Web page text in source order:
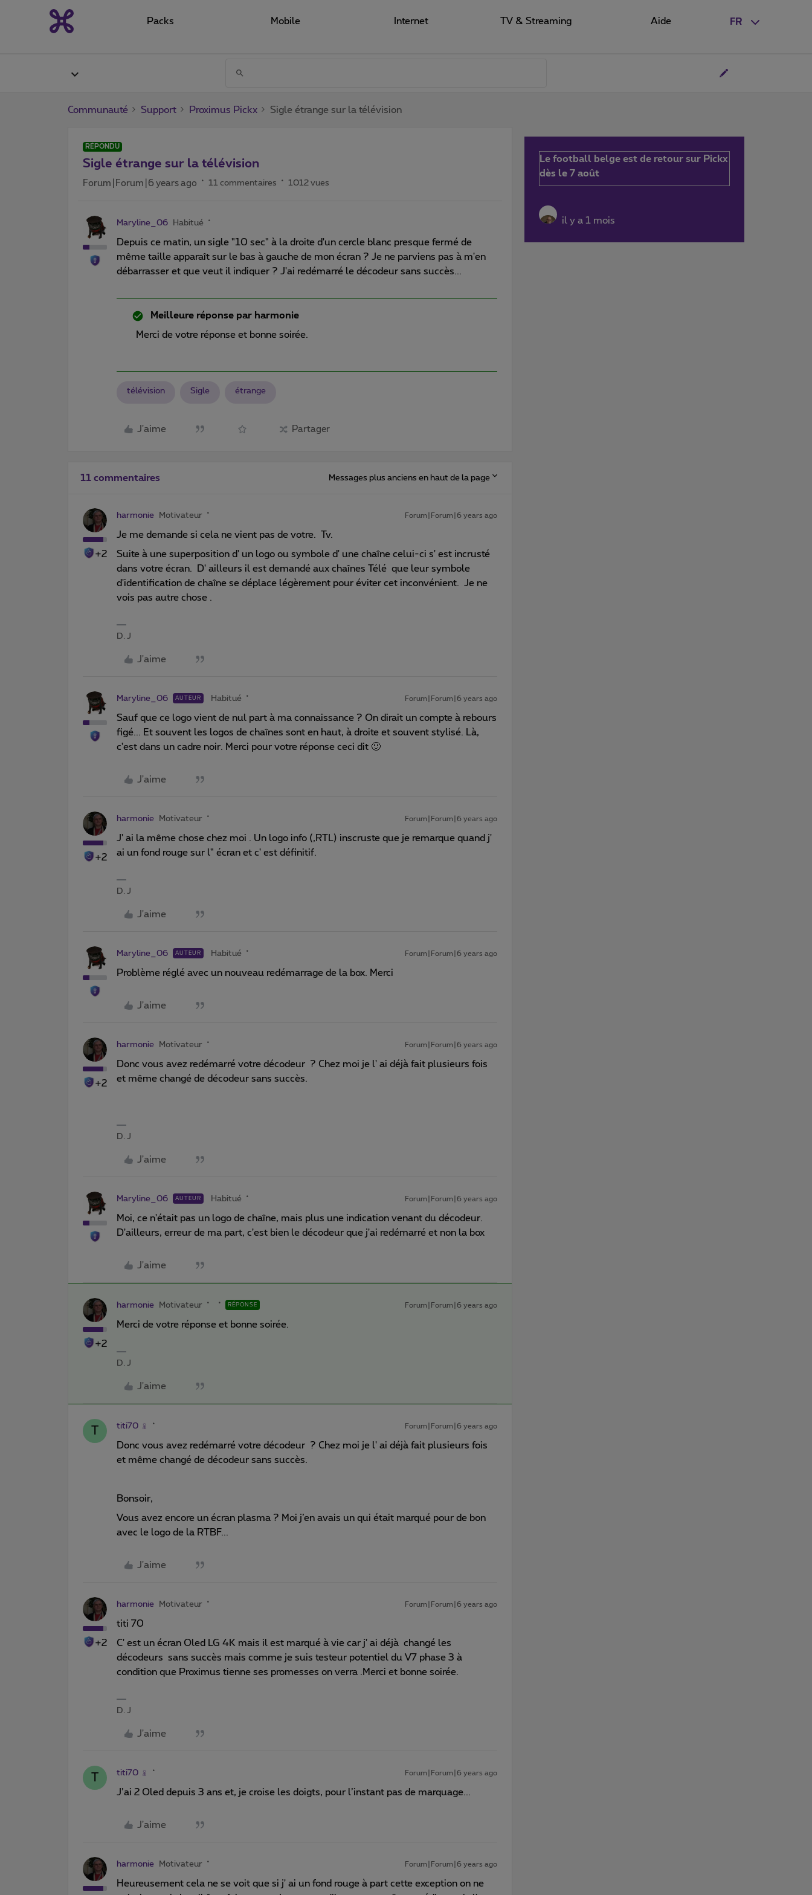
FR
Packs Mobile Internet TV & Streaming Aide
Communauté Support Proximus Pickx Sigle étrange sur la télévision
RÉPONDU
Sigle étrange sur la télévision
Forum|Forum|6 years ago 11 commentaires 1012 vues
Maryline_06 Habitué
Depuis ce matin, un sigle "10 sec" à la droite d'un cercle blanc presque fermé de
même taille apparaît sur le bas à gauche de mon écran ? Je ne parviens pas à m'en
débarrasser et que veut il indiquer ? J'ai redémarré le décodeur sans succès...
Meilleure réponse par harmonie
Merci de votre réponse et bonne soirée.
télévision Sigle étrange
J'aime Partager
11 commentaires Messages plus anciens en haut de la page
+2
harmonie Motivateur Forum|Forum|6 years ago
Je me demande si cela ne vient pas de votre. Tv.
Suite à une superposition d' un logo ou symbole d' une chaîne celui-ci s' est incrusté
dans votre écran. D' ailleurs il est demandé aux chaînes Télé que leur symbole
d'identification de chaîne se déplace légèrement pour éviter cet inconvénient. Je ne
vois pas autre chose .
D. J
J'aime
Maryline_06 AUTEUR Habitué Forum|Forum|6 years ago
Sauf que ce logo vient de nul part à ma connaissance ? On dirait un compte à rebours
figé... Et souvent les logos de chaînes sont en haut, à droite et souvent stylisé. Là,
c'est dans un cadre noir. Merci pour votre réponse ceci dit 🙂
J'aime
+2
harmonie Motivateur Forum|Forum|6 years ago
J' ai la même chose chez moi . Un logo info (,RTL) inscruste que je remarque quand j'
ai un fond rouge sur l" écran et c' est définitif.
D. J
J'aime
Maryline_06 AUTEUR Habitué Forum|Forum|6 years ago
Problème réglé avec un nouveau redémarrage de la box. Merci
J'aime
+2
harmonie Motivateur Forum|Forum|6 years ago
Donc vous avez redémarré votre décodeur ? Chez moi je l' ai déjà fait plusieurs fois
et même changé de décodeur sans succès.
D. J
J'aime
Maryline_06 AUTEUR Habitué Forum|Forum|6 years ago
Moi, ce n'était pas un logo de chaîne, mais plus une indication venant du décodeur.
D'ailleurs, erreur de ma part, c'est bien le décodeur que j'ai redémarré et non la box
J'aime
+2
harmonie Motivateur RÉPONSE Forum|Forum|6 years ago
Merci de votre réponse et bonne soirée.
D. J
J'aime
T titi70 Forum|Forum|6 years ago
Donc vous avez redémarré votre décodeur ? Chez moi je l' ai déjà fait plusieurs fois
et même changé de décodeur sans succès.
Bonsoir,
Vous avez encore un écran plasma ? Moi j’en avais un qui était marqué pour de bon
avec le logo de la RTBF...
J'aime
+2
harmonie Motivateur Forum|Forum|6 years ago
titi 70
C' est un écran Oled LG 4K mais il est marqué à vie car j' ai déjà changé les
décodeurs sans succès mais comme je suis testeur potentiel du V7 phase 3 à
condition que Proximus tienne ses promesses on verra .Merci et bonne soirée.
D. J
J'aime
T titi70 Forum|Forum|6 years ago
J’ai 2 Oled depuis 3 ans et, je croise les doigts, pour l’instant pas de marquage...
J'aime
harmonie Motivateur Forum|Forum|6 years ago
Heureusement cela ne se voit que si j' ai un fond rouge à part cette exception on ne
Le football belge est de retour sur Pickx
dès le 7 août
il y a 1 mois